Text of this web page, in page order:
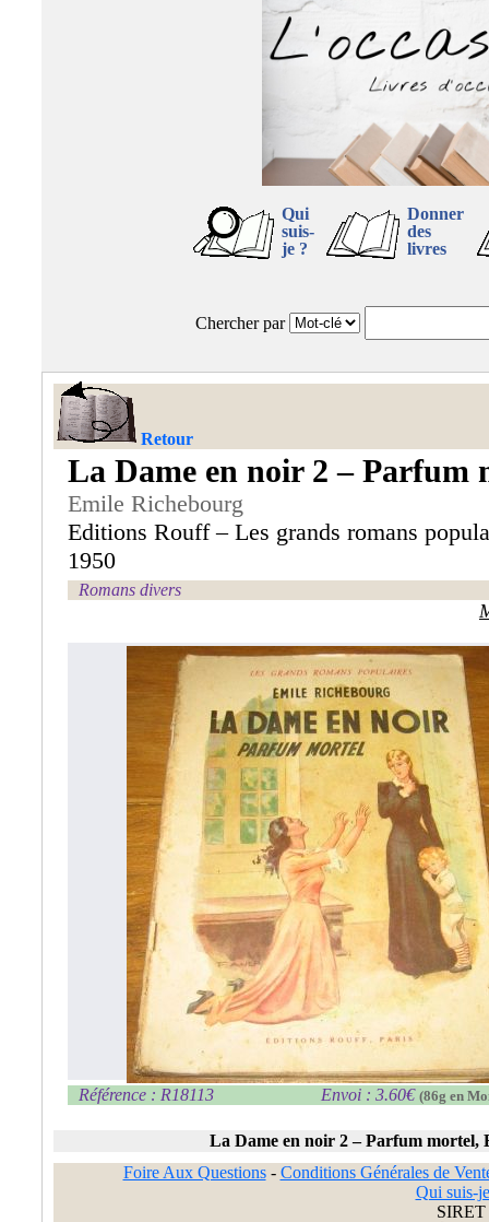
Qui
suis-
je ?
Donner
des
livres
Chercher par
Retour
La Dame en noir 2 – Parfum
Emile Richebourg
Editions Rouff – Les grands romans
1950
Romans divers
Référence : R18113 Envoi : 3.60€ (86g en
La Dame en noir 2 – Parfum mortel,
Foire Aux Questions- Conditions Générales de
Qui suis-
SIRET